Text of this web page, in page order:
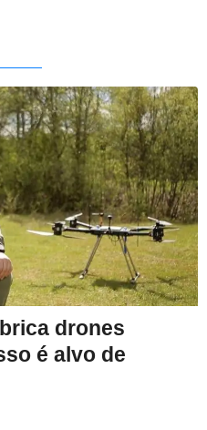
drones
é alvo de